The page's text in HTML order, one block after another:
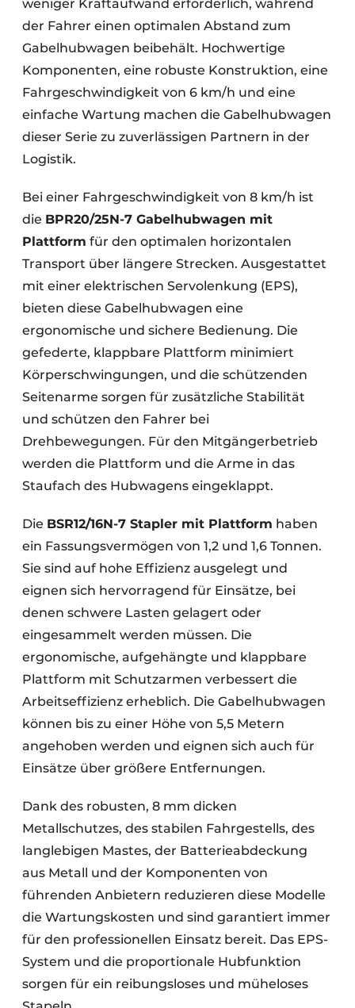
weniger Kraftaufwand erforderlich, während
der Fahrer einen optimalen Abstand zum
Gabelhubwagen beibehält. Hochwertige
Komponenten, eine robuste Konstruktion, eine
Fahrgeschwindigkeit von 6 km/h und eine
einfache Wartung machen die Gabelhubwagen
dieser Serie zu zuverlässigen Partnern in der
Logistik.
Bei einer Fahrgeschwindigkeit von 8 km/h ist
die BPR20/25N-7 Gabelhubwagen mit
Plattform für den optimalen horizontalen
Transport über längere Strecken. Ausgestattet
mit einer elektrischen Servolenkung (EPS),
bieten diese Gabelhubwagen eine
ergonomische und sichere Bedienung. Die
gefederte, klappbare Plattform minimiert
Körperschwingungen, und die schützenden
Seitenarme sorgen für zusätzliche Stabilität
und schützen den Fahrer bei
Drehbewegungen. Für den Mitgängerbetrieb
werden die Plattform und die Arme in das
Staufach des Hubwagens eingeklappt.
Die BSR12/16N-7 Stapler mit Plattform haben
ein Fassungsvermögen von 1,2 und 1,6 Tonnen.
Sie sind auf hohe Effizienz ausgelegt und
eignen sich hervorragend für Einsätze, bei
denen schwere Lasten gelagert oder
eingesammelt werden müssen. Die
ergonomische, aufgehängte und klappbare
Plattform mit Schutzarmen verbessert die
Arbeitseffizienz erheblich. Die Gabelhubwagen
können bis zu einer Höhe von 5,5 Metern
angehoben werden und eignen sich auch für
Einsätze über größere Entfernungen.
Dank des robusten, 8 mm dicken
Metallschutzes, des stabilen Fahrgestells, des
langlebigen Mastes, der Batterieabdeckung
aus Metall und der Komponenten von
führenden Anbietern reduzieren diese Modelle
die Wartungskosten und sind garantiert immer
für den professionellen Einsatz bereit. Das EPS-
System und die proportionale Hubfunktion
sorgen für ein reibungsloses und müheloses